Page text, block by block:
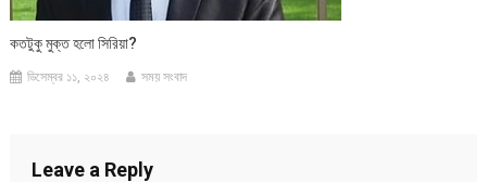
কতটুকু মুক্ত হলো সিরিয়া?
ডিসেম্বর ১১, ২০২৪ সময় সংবাদ
Leave a Reply